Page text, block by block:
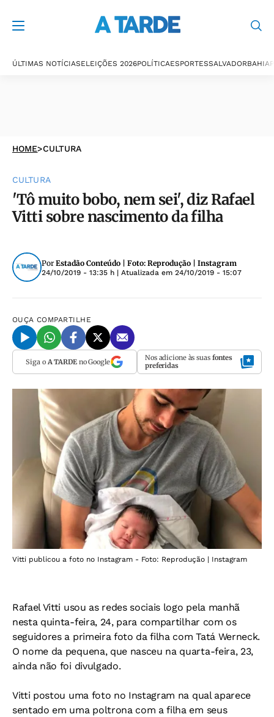
ÚLTIMAS NOTÍCIASELEIÇÕES 2026POLÍTICAESPORTESSALVADORBAHIA
HOME>CULTURA
CULTURA
'Tô muito bobo, nem sei', diz Rafael
Vitti sobre nascimento da filha
Por Estadão Conteúdo | Foto: Reprodução | Instagram
24/10/2019 - 13:35 h | Atualizada em 24/10/2019 - 15:07
OUÇA COMPARTILHE
Siga o A TARDEno Google Nos adicione às suas fontes
preferidas
Vitti publicou a foto no Instagram - Foto: Reprodução | Instagram
Rafael Vitti usou as redes sociais logo pela manhã
nesta quinta-feira, 24, para compartilhar com os
seguidores a primeira foto da filha com Tatá Werneck.
O nome da pequena, que nasceu na quarta-feira, 23,
ainda não foi divulgado.
Vitti postou uma foto no Instagram na qual aparece
sentado em uma poltrona com a filha em seus